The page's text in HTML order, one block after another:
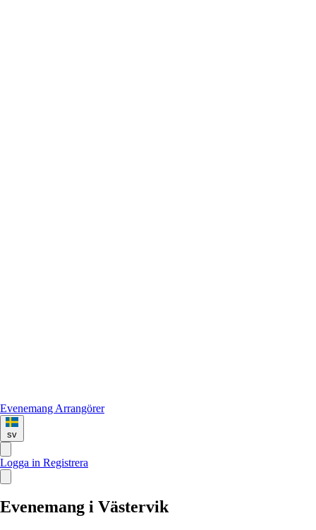
Evenemang Arrangörer
sv
Logga in Registrera
Evenemang i Västervik